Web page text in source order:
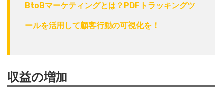
BtoBマーケティングとは？PDFトラッキングツ
ールを活用して顧客行動の可視化を！
収益の増加